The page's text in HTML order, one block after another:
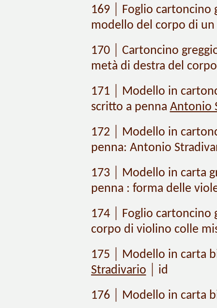
169 │ Foglio cartoncino
modello del corpo di un
170 │ Cartoncino
metà di destra del
171 │ Modello in
scritto a penna Antonio
172 │ Modello in
penna: Antonio
173 │ Modello in carta
penna : forma delle
174 │ Foglio cartoncino
corpo di violino colle
175 │ Modello in carta
Stradivario │ id
176 │ Modello in carta